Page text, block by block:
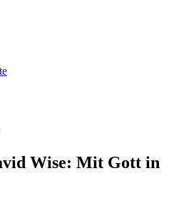
Wise: Mit Gott in